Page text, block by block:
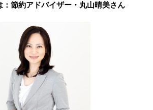
節約アドバイザー・丸山晴美さん